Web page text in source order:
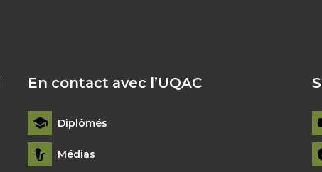
En contact avec l’UQAC
Diplômés
Médias